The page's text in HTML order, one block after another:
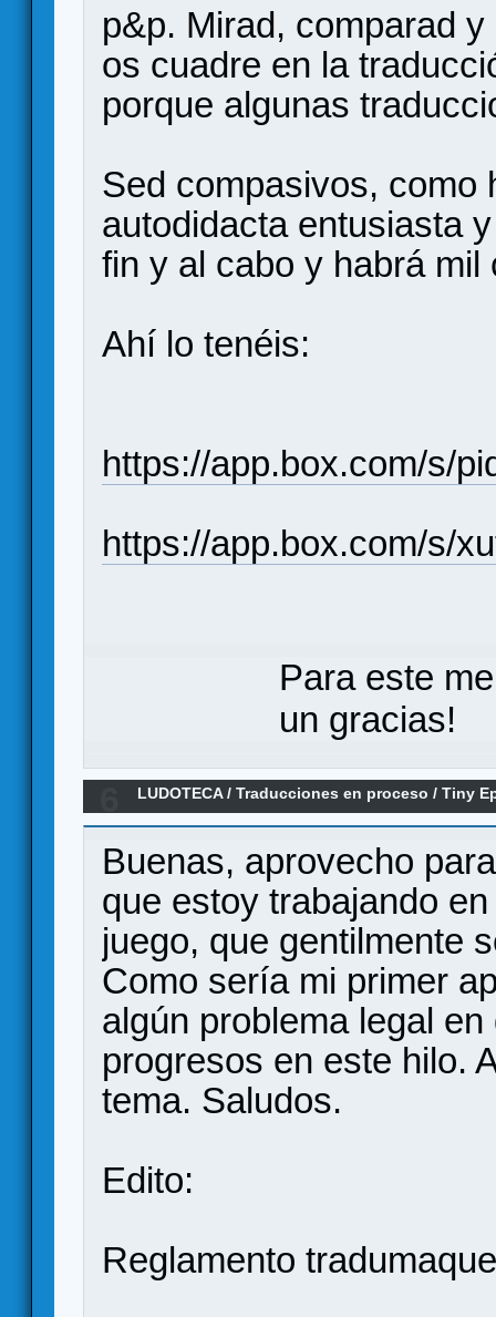
p&p. Mirad, comparad
os cuadre en la
porque algunas
Sed compasivos, como
autodidacta entusiasta
fin y al cabo y habrá mil
Ahí lo tenéis:
https://app.box.com/s/
https://app.box.com/s/
Para este
un gracias!
LUDOTECA/Traducciones en proceso /Tiny
Buenas, aprovecho
que estoy trabajando
juego, que gentilmente
Como sería mi primer
algún problema legal
progresos en este hilo.
tema. Saludos.
Edito:
Reglamento